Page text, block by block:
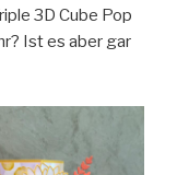
3D Cube Pop
Ist es aber gar